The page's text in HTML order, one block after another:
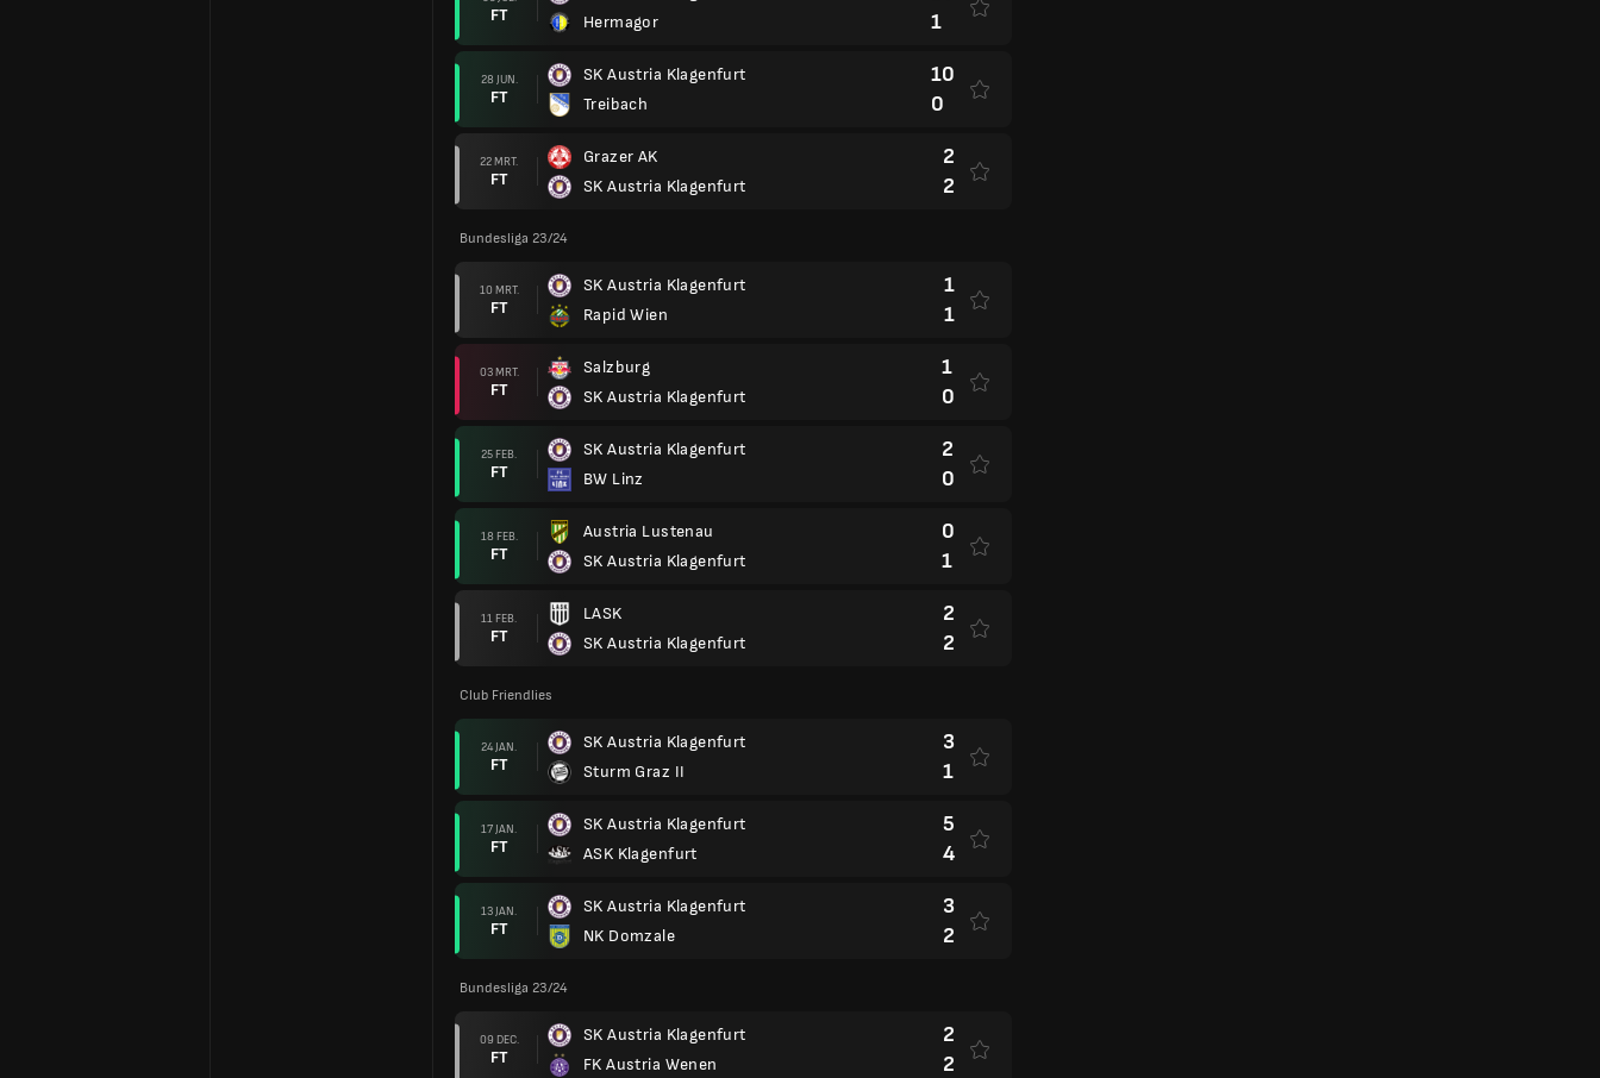
FT
Hermagor
1
28 JUN.
FT
SK Austria Klagenfurt
Treibach
10
0
22 MRT.
FT
Grazer AK
SK Austria Klagenfurt
2
2
Bundesliga 23/24
10 MRT.
FT
SK Austria Klagenfurt
Rapid Wien
1
1
03 MRT.
FT
Salzburg
SK Austria Klagenfurt
1
0
25 FEB.
FT
SK Austria Klagenfurt
BW Linz
2
0
18 FEB.
FT
Austria Lustenau
SK Austria Klagenfurt
0
1
11 FEB.
FT
LASK
SK Austria Klagenfurt
2
2
Club Friendlies
24 JAN.
FT
SK Austria Klagenfurt
Sturm Graz II
3
1
17 JAN.
FT
SK Austria Klagenfurt
ASK Klagenfurt
5
4
13 JAN.
FT
SK Austria Klagenfurt
NK Domzale
3
2
Bundesliga 23/24
09 DEC.
FT
SK Austria Klagenfurt
FK Austria Wenen
2
2